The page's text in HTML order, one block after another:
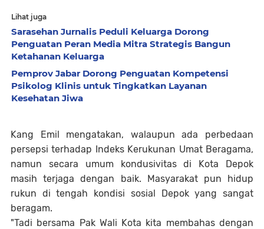
Lihat juga
Sarasehan Jurnalis Peduli Keluarga Dorong
Penguatan Peran Media Mitra Strategis Bangun
Ketahanan Keluarga
Pemprov Jabar Dorong Penguatan Kompetensi
Psikolog Klinis untuk Tingkatkan Layanan
Kesehatan Jiwa
Kang Emil mengatakan, walaupun ada perbedaan
persepsi terhadap Indeks Kerukunan Umat Beragama,
namun secara umum kondusivitas di Kota Depok
masih terjaga dengan baik. Masyarakat pun hidup
rukun di tengah kondisi sosial Depok yang sangat
beragam.
"Tadi bersama Pak Wali Kota kita membahas dengan